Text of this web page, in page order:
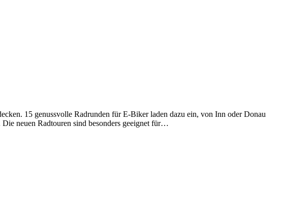
15 genussvolle Radrunden für E-Biker laden dazu ein, von Inn oder Donau
neuen Radtouren sind besonders geeignet für…